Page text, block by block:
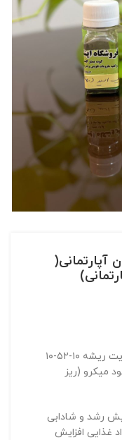
آپارتمانی(
کود پتاس بالا ۳۶-۱۲-۱۲ ۲۰ گرمی ، تقویت ریشه ۱۰-۵۲-۱۰
۲۰ گرمی، کود میکرو (ریز
رشد و شادابی
غذایی افزایش